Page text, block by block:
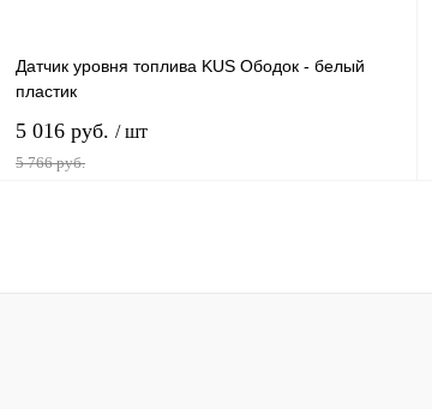
Датчик уровня топлива KUS Ободок - белый
пластик
5 016 руб. / шт
5 766 руб.
Купить в 1 клик К сравнению